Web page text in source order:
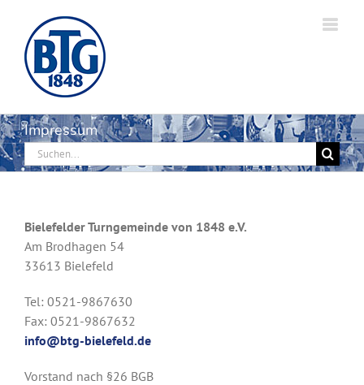
Inhalt
springen
Impressum
Suche
nach:
Bielefelder Turngemeinde von 1848 e.V.
Am Brodhagen 54
33613 Bielefeld
Tel: 0521-9867630
Fax: 0521-9867632
info@btg-bielefeld.de
Vorstand nach §26 BGB